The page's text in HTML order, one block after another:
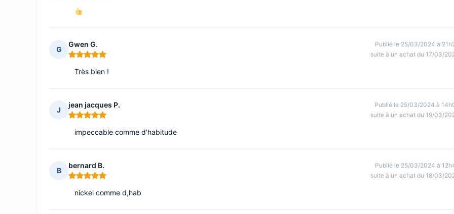
G
Gwen G.
Note : 5 sur 5
Publié le 25/03/2024 à
suite à un achat du 17/03/
Très bien !
J
jean jacques P.
Note : 5 sur 5
Publié le 25/03/2024 à
suite à un achat du 19/03/
impeccable comme d'habitude
B
bernard B.
Note : 5 sur 5
Publié le 25/03/2024 à
suite à un achat du 18/03/
nickel comme d,hab